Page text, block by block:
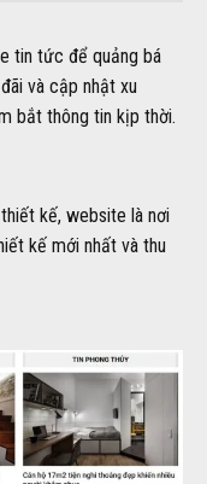
tin tức để quảng bá
và cập nhật xu
bắt thông tin kịp thời.
kế, website là nơi
kế mới nhất và thu